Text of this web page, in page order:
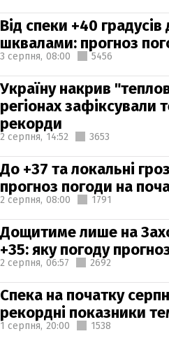
Від спеки +40 градусів
шквалами: прогноз
3 серпня, 08:00 5456
Україну накрив
регіонах зафіксували
рекорди
2 серпня, 14:52 3653
До +37 та локальні
прогноз погоди на
2 серпня, 08:00 1791
Дощитиме лише на
+35: яку погоду
2 серпня, 06:57 2692
Спека на початку
рекордні показники
1 серпня, 20:00 1538